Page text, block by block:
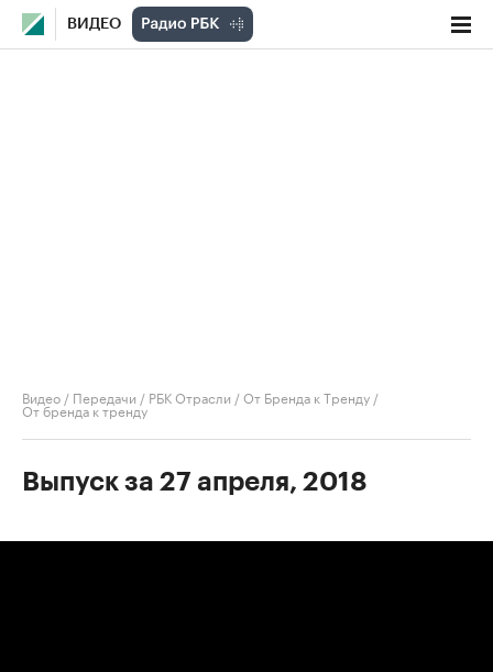
ВИДЕО
Видео / Передачи / РБК Отрасли / От Бренда к Тренду /
От бренда к тренду
Выпуск за 27 апреля, 2018